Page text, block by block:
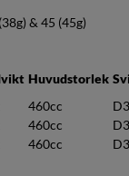
& 45 (45g)
Huvudstorlek
460cc
D3
460cc
D3
460cc D3